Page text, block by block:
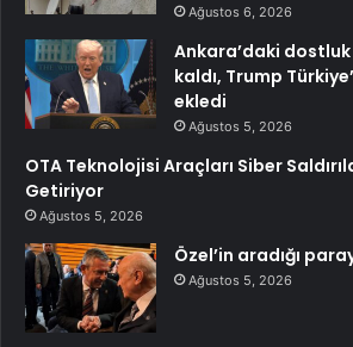
Ağustos 6, 2026
Ankara’daki
kaldı, Trump
ekledi
Ağustos 5, 2026
OTA Teknolojisi Araçları Siber
Getiriyor
Ağustos 5, 2026
Özel’in aradığı
Ağustos 5, 2026